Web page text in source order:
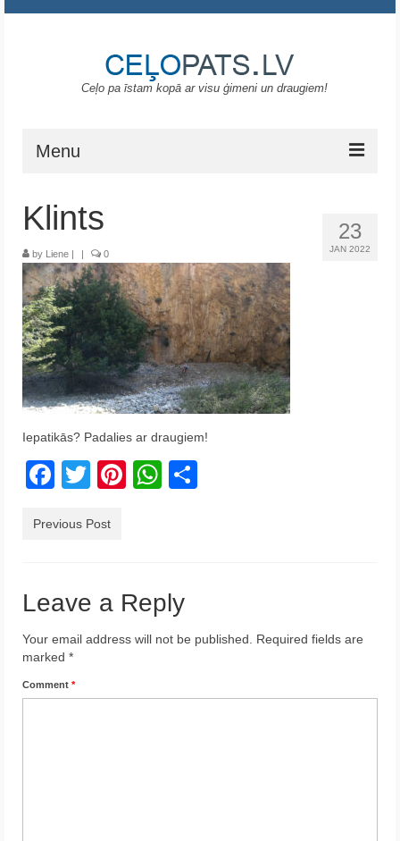
Ceļo pa īstam kopā ar visu ģimeni un draugiem!
Menu
Portugāle
ASV
Melnkalne
Grieķija
Austrija
Itālija
Latvija
Indonēzija
23
JAN 2022
Klints
by Liene | | 0
Iepatikās? Padalies ar draugiem!
Facebook
TwitterPinterest
WhatsApp
Previous Post
Leave a Reply
Your email address will not be published.
Required fields are
marked *
Comment *